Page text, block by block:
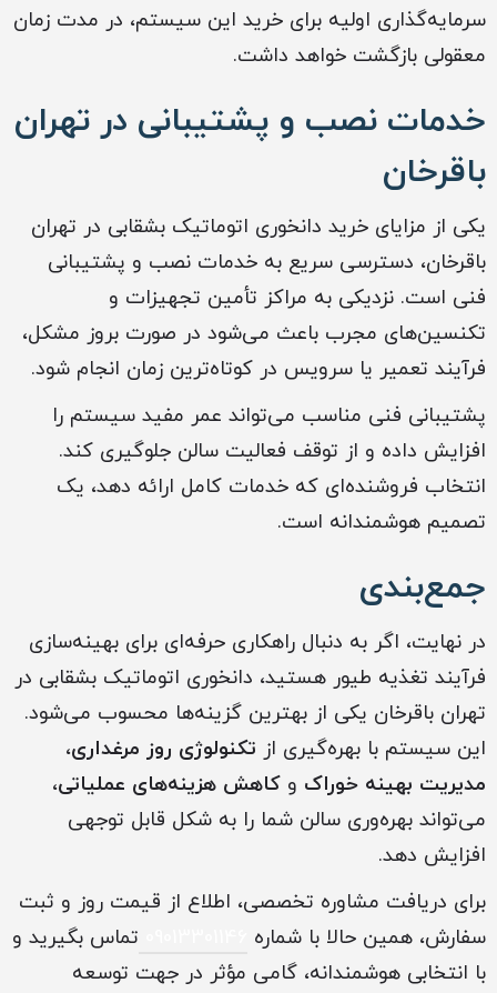
سرمایه‌گذاری اولیه برای خرید این سیستم، در مدت زمان
معقولی بازگشت خواهد داشت.
خدمات نصب و پشتیبانی در تهران
باقرخان
یکی از مزایای خرید دانخوری اتوماتیک بشقابی در تهران
باقرخان، دسترسی سریع به خدمات نصب و پشتیبانی
فنی است. نزدیکی به مراکز تأمین تجهیزات و
تکنسین‌های مجرب باعث می‌شود در صورت بروز مشکل،
فرآیند تعمیر یا سرویس در کوتاه‌ترین زمان انجام شود.
پشتیبانی فنی مناسب می‌تواند عمر مفید سیستم را
افزایش داده و از توقف فعالیت سالن جلوگیری کند.
انتخاب فروشنده‌ای که خدمات کامل ارائه دهد، یک
تصمیم هوشمندانه است.
جمع‌بندی
در نهایت، اگر به دنبال راهکاری حرفه‌ای برای بهینه‌سازی
فرآیند تغذیه طیور هستید، دانخوری اتوماتیک بشقابی در
تهران باقرخان یکی از بهترین گزینه‌ها محسوب می‌شود.
این سیستم با بهره‌گیری از تکنولوژی روز مرغداری،
مدیریت بهینه خوراک و کاهش هزینه‌های عملیاتی،
می‌تواند بهره‌وری سالن شما را به شکل قابل توجهی
افزایش دهد.
برای دریافت مشاوره تخصصی، اطلاع از قیمت روز و ثبت
سفارش، همین حالا با شماره
تماس بگیرید و
با انتخابی هوشمندانه، گامی مؤثر در جهت توسعه